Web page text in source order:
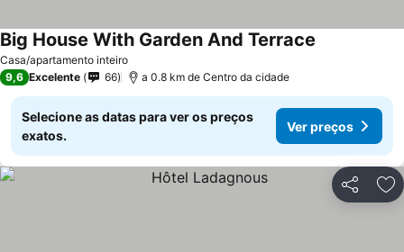
Casa/apartamento inteiro
Big House With Garden And Terrace
9,6 Excelente 66 a 0.8 km de Centro da cidade
Selecione as datas para ver os preços
exatos.
Ver preços
Partilhar